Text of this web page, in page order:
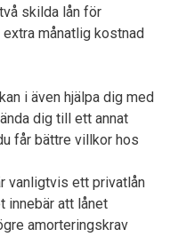
skilda lån för
månatlig kostnad
i även hjälpa dig med
dig till ett annat
får bättre villkor hos
vanligtvis ett privatlån
innebär att lånet
amorteringskrav